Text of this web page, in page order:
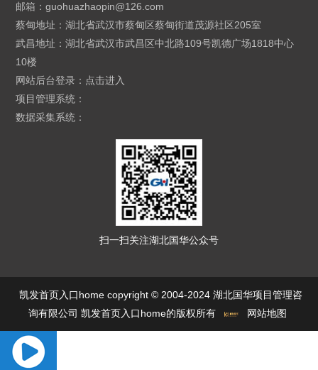
邮箱：guohuazhaopin@126.com
蔡甸地址：湖北省武汉市蔡甸区蔡甸街道茂源社区205室
武昌地址：湖北省武汉市武昌区中北路109号凯德广场1818中心
10楼
网站后台登录： 点击进入
项目管理系统：
数据采集系统：
扫一扫关注湖北国华公众号
凯发首页入口home copyright © 2004-2024 湖北国华项目管理咨
询有限公司 凯发首页入口home的版权所有
网站地图